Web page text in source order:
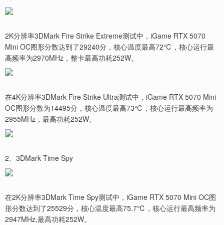
2K分辨率3DMark Fire Strike Extreme测试中，iGame RTX 5070
Mini OC图形分数达到了29240分，核心温度最高72℃，核心运行最
高频率为2970MHz，整卡最高功耗252W。
在4K分辨率3DMark Fire Strike Ultra测试中，iGame RTX 5070 Mini
OC图形分数为14495分，核心温度最高73℃，核心运行最高频率为
2955MHz，最高功耗252W。
2、3DMark Time Spy
在2K分辨率3DMark Time Spy测试中，iGame RTX 5070 Mini OC图
形分数达到了25529分，核心温度最高75.7℃，核心运行最高频率为
2947MHz,最高功耗252W。